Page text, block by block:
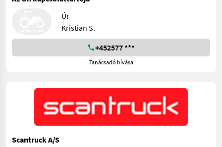
Úr
Kristian S.
+452577 ***
Tanácsadó hívása
Scantruck A/S